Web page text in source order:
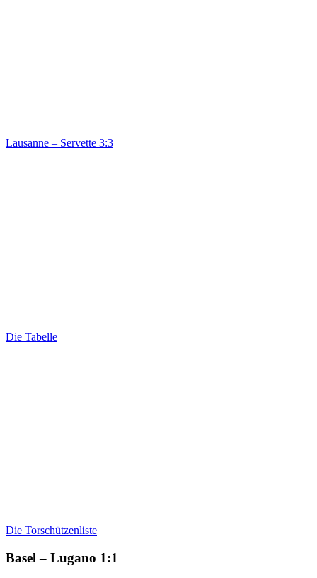
Lausanne – Servette 3:3
Die Tabelle
Die Torschützenliste
Basel – Lugano 1:1